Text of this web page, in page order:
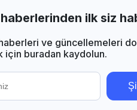
ilk siz
ve güncellemeleri
için buradan kaydolun.